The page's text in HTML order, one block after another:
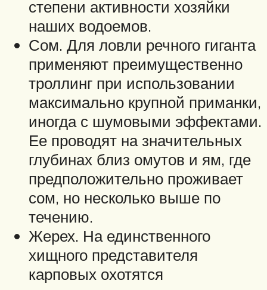
степени активности хозяйки
наших водоемов.
Сом. Для ловли речного гиганта
применяют преимущественно
троллинг при использовании
максимально крупной приманки,
иногда с шумовыми эффектами.
Ее проводят на значительных
глубинах близ омутов и ям, где
предположительно проживает
сом, но несколько выше по
течению.
Жерех. На единственного
хищного представителя
карповых охотятся